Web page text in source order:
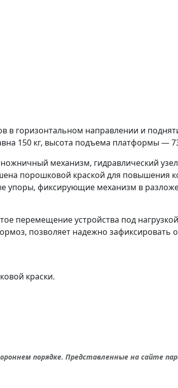
в горизонтальном направлении и
150 кг, высота подъема платформы —
механизм, гидравлический
порошковой краской для
упоры, фиксирующие механизм в
перемещение устройства под
позволяет надежно зафиксировать
краски.
порядке. Представленные на сайте